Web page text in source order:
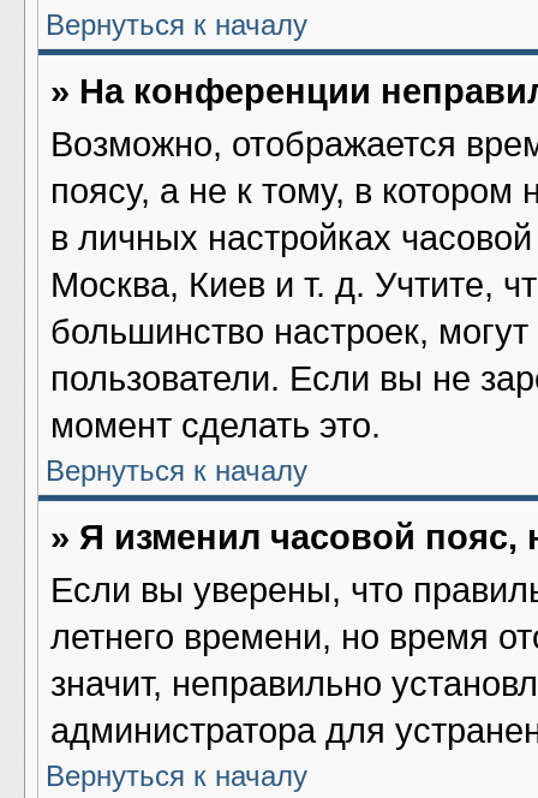
Вернуться к началу
» На конференции
Возможно, отображается
поясу, а не к тому, в
в личных настройках
Москва, Киев и т. д. Учтите,
большинство настроек,
пользователи. Если вы не
момент сделать это.
Вернуться к началу
» Я изменил часовой
Если вы уверены, что
летнего времени, но время
значит, неправильно
администратора для
Вернуться к началу